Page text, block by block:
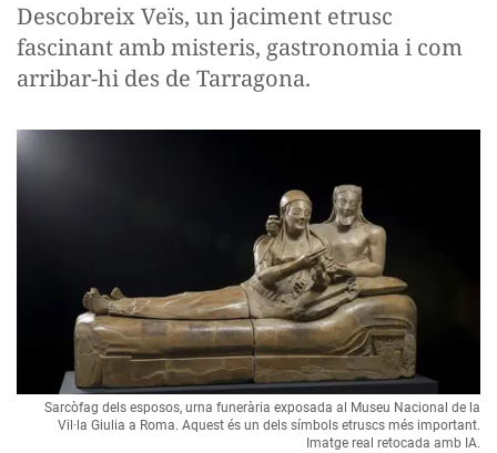
Descobreix Veïs, un jaciment etrusc
fascinant amb misteris, gastronomia i com
arribar-hi des de Tarragona.
Sarcòfag dels esposos, urna funerària exposada al Museu Nacional de la
Vil·la Giulia a Roma. Aquest és un dels símbols etruscs més important.
Imatge real retocada amb IA.